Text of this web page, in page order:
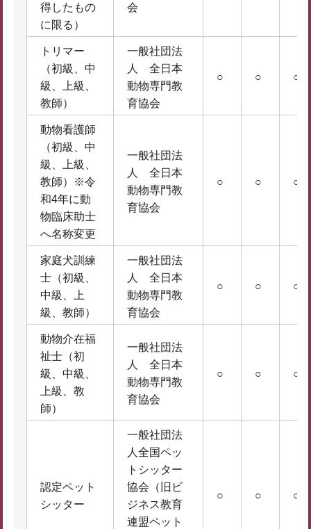
得したもの
に限る）
会
トリマー
（初級、中
級、上級、
教師）
一般社団法
人 全日本
動物専門教
育協会
○ ○ ○
動物看護師
（初級、中
級、上級、
教師）※令
和4年に動
物臨床助士
へ名称変更
一般社団法
人 全日本
動物専門教
育協会
○ ○ ○
家庭犬訓練
士（初級、
中級、上
級、教師）
一般社団法
人 全日本
動物専門教
育協会
○ ○ ○
動物介在福
祉士（初
級、中級、
上級、教
師）
一般社団法
人 全日本
動物専門教
育協会
○ ○ ○
認定ペット
シッター
一般社団法
人全国ペッ
トシッター
協会（旧ビ
ジネス教育
連盟ペット
○ ○ ○